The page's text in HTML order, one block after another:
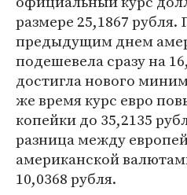
размере 25,1867
предыдущим днем
подешевела сразу на
достигла нового
же время курс евро
копейки до 35,2135
разница между
американской
10,0368 рубля.